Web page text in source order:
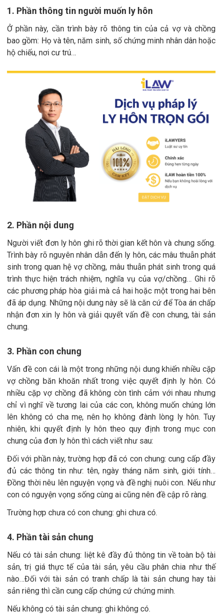
1. Phần thông tin người muốn ly hôn
Ở phần này, cần trình bày rõ thông tin của cả vợ và chồng
bao gồm: Họ và tên, năm sinh, số chứng minh nhân dân hoặc
hộ chiếu, nơi cư trú…
2. Phần nội dung
Người viết đơn ly hôn ghi rõ thời gian kết hôn và chung sống.
Trình bày rõ nguyên nhân dẫn đến ly hôn, các mâu thuẫn phát
sinh trong quan hệ vợ chồng, mâu thuẫn phát sinh trong quá
trình thực hiện trách nhiệm, nghĩa vụ của vợ/chồng… Ghi rõ
các phương pháp hòa giải mà cả hai hoặc một trong hai bên
đã áp dụng. Những nội dung này sẽ là căn cứ để Tòa án chấp
nhận đơn xin ly hôn và giải quyết vấn đề con chung, tài sản
chung.
3. Phần con chung
Vấn đề con cái là một trong những nội dung khiến nhiều cặp
vợ chồng băn khoăn nhất trong việc quyết định ly hôn. Có
nhiều cặp vợ chồng đã không còn tình cảm với nhau nhưng
chỉ vì nghĩ về tương lai của các con, không muốn chúng lớn
lên không có cha mẹ, nên họ không đành lòng ly hôn. Tuy
nhiên, khi quyết định ly hôn theo quy định trong mục con
chung của đơn ly hôn thì cách viết như sau:
Đối với phần này, trường hợp đã có con chung: cung cấp đầy
đủ các thông tin như: tên, ngày tháng năm sinh, giới tính…
Đồng thời nêu lên nguyện vọng và đề nghị nuôi con. Nếu như
con có nguyện vọng sống cùng ai cũng nên đề cập rõ ràng.
Trường hợp chưa có con chung: ghi chưa có.
4. Phần tài sản chung
Nếu có tài sản chung: liệt kê đầy đủ thông tin về toàn bộ tài
sản, trị giá thực tế của tài sản, yêu cầu phân chia như thế
nào…Đối với tài sản có tranh chấp là tài sản chung hay tài
sản riêng thì cần cung cấp chứng cứ chứng minh.
Nếu không có tài sản chung: ghi không có.